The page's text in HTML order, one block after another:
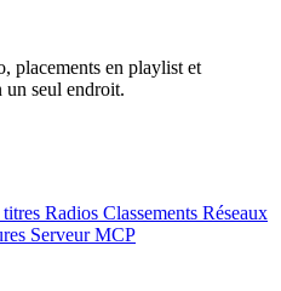
placements en playlist et
un seul endroit.
Radios Classements Réseaux
Serveur MCP